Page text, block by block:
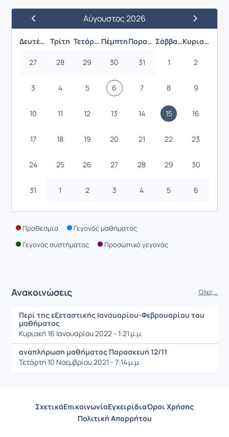
Προηγούμενος ΜήναςΑύγουστος 2026
Επόμενος
Δευτέρα Τρίτη Τετάρτη Πέμπτη Παρασκευή Σάββατο Κυριακή
27 28 29 30 31 1 2
3 4 5 6 7 8 9
10 11 12 13 14 15 16
17 18 19 20 21 22 23
24 25 26 27 28 29 30
31 1 2 3 4 5 6
Προθεσμία
Γεγονός μαθήματος
Γεγονός συστήματος
Προσωπικό γεγονός
Ανακοινώσεις Όλες...
Περί της εξεταστικής Ιανουαρίου-Φεβρουαρίου του
μαθήματος
Κυριακή 16 Ιανουαρίου 2022 - 1:21 μ.μ.
αναπλήρωση μαθήματος Παρασκευή 12/11
Τετάρτη 10 Νοεμβρίου 2021 - 7:14 μ.μ.
ΣχετικάΕπικοινωνίαΕγχειρίδιαΌροι Χρήσης
Πολιτική Απορρήτου